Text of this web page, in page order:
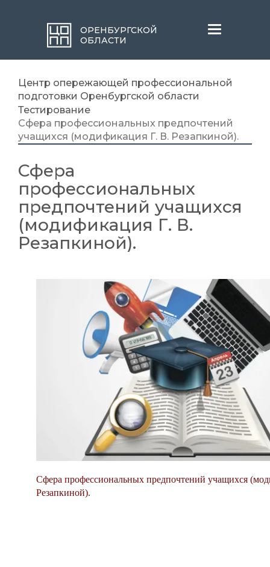
ОРЕНБУРГСКОЙ
ОБЛАСТИ
Меню
Центр опережающей профессиональной
подготовки Оренбургской области
Тестирование
Сфера профессиональных предпочтений
учащихся (модификация Г. В. Резапкиной).
Сфера
профессиональных
предпочтений учащихся
(модификация Г. В.
Резапкиной).
Сфера профессиональных предпочтений учащихся
Резапкиной).